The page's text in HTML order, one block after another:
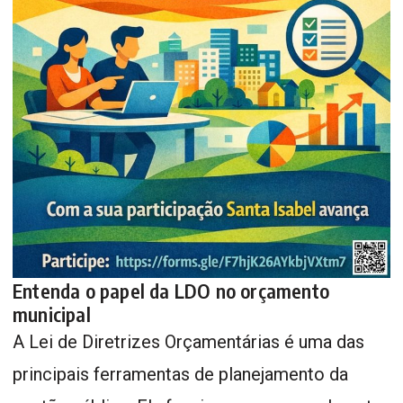
Entenda o papel da LDO no orçamento
municipal
A Lei de Diretrizes Orçamentárias é uma das
principais ferramentas de planejamento da